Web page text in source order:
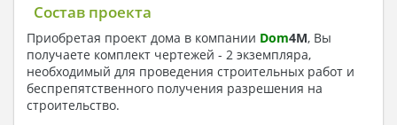
Состав проекта
Приобретая проект дома в компании Dom4M, Вы
получаете комплект чертежей - 2 экземпляра,
необходимый для проведения строительных работ и
беспрепятственного получения разрешения на
строительство.